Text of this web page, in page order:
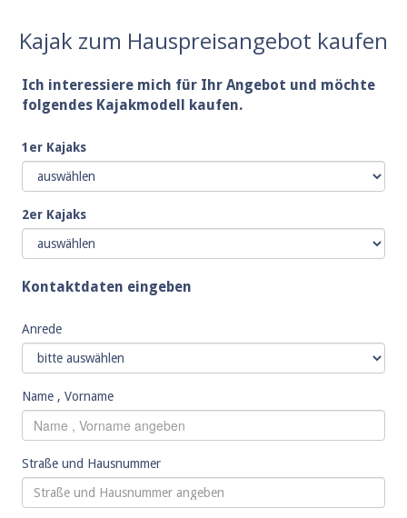
Kajak zum Hauspreisangebot kaufen